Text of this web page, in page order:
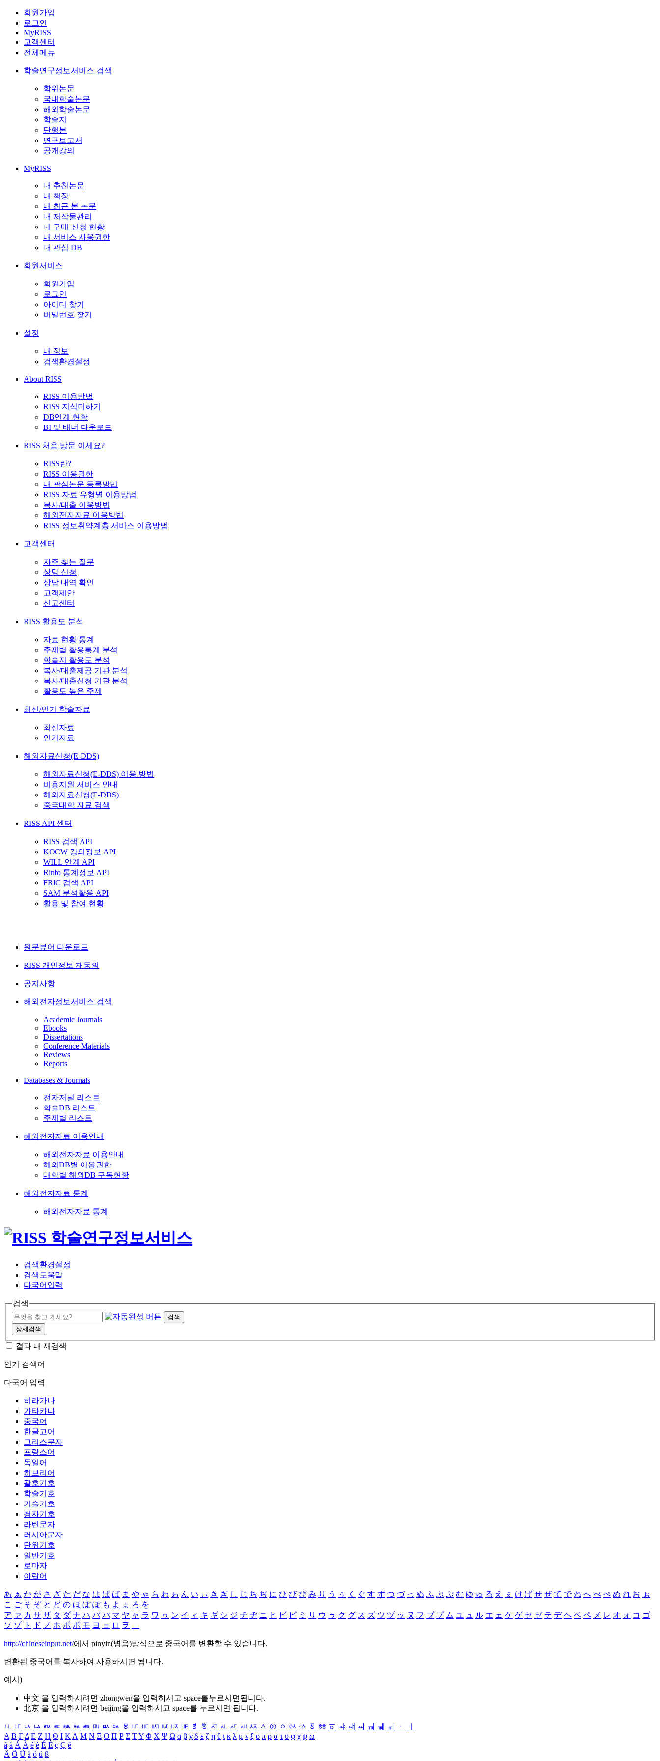
회원가입
로그인
MyRISS
고객센터
전체메뉴
학술연구정보서비스 검색
학위논문
국내학술논문
해외학술논문
학술지
단행본
연구보고서
공개강의
MyRISS
내 추천논문
내 책장
내 최근 본 논문
내 저작물관리
내 구매·신청 현황
내 서비스 사용권한
내 관심 DB
회원서비스
회원가입
로그인
아이디 찾기
비밀번호 찾기
설정
내 정보
검색환경설정
About RISS
RISS 이용방법
RISS 지식더하기
DB연계 현황
BI 및 배너 다운로드
RISS 처음 방문 이세요?
RISS란?
RISS 이용권한
내 관심논문 등록방법
RISS 자료 유형별 이용방법
복사/대출 이용방법
해외전자자료 이용방법
RISS 정보취약계층 서비스 이용방법
고객센터
자주 찾는 질문
상담 신청
상담 내역 확인
고객제안
신고센터
RISS 활용도 분석
자료 현황 통계
주제별 활용통계 분석
학술지 활용도 분석
복사/대출제공 기관 분석
복사/대출신청 기관 분석
활용도 높은 주제
최신/인기 학술자료
최신자료
인기자료
해외자료신청(E-DDS)
해외자료신청(E-DDS) 이용 방법
비용지원 서비스 안내
해외자료신청(E-DDS)
중국대학 자료 검색
RISS API 센터
RISS 검색 API
KOCW 강의정보 API
WILL 연계 API
Rinfo 통계정보 API
FRIC 검색 API
SAM 분석활용 API
활용 및 참여 현황
원문뷰어 다운로드
RISS 개인정보 재동의
공지사항
해외전자정보서비스 검색
Academic Journals
Ebooks
Dissertations
Conference Materials
Reviews
Reports
Databases & Journals
전자저널 리스트
학술DB 리스트
주제별 리스트
해외전자자료 이용안내
해외전자자료 이용안내
해외DB별 이용권한
대학별 해외DB 구독현황
해외전자자료 통계
해외전자자료 통계
검색환경설정
검색도움말
다국어입력
검색
검색
상세검색
결과 내 재검색
인기 검색어
다국어 입력
히라가나
가타카나
중국어
한글고어
그리스문자
프랑스어
독일어
히브리어
괄호기호
학술기호
기술기호
첨자기호
라틴문자
러시아문자
단위기호
일반기호
로마자
아랍어
あ ぁ か が さ ざ た だ な は ば ぱ ま や ゃ ら わ ゎ ん い ぃ き ぎ し じ ち ぢ に ひ び ぴ み り う ぅ く ぐ す ず つ づ っ ぬ ふ ぶ ぷ む ゆ ゅ る え ぇ け げ せ ぜ て で ね へ べ ぺ め れ お ぉ
こ ご そ ぞ と ど の ほ ぼ ぽ も よ ょ ろ を
ア ァ カ サ ザ タ ダ ナ ハ バ パ マ ヤ ャ ラ ワ ヮ ン イ ィ キ ギ シ ジ チ ヂ ニ ヒ ビ ピ ミ リ ウ ゥ ク グ ス ズ ツ ヅ ッ ヌ フ ブ プ ム ユ ュ ル エ ェ ケ ゲ セ ゼ テ デ ヘ ベ ペ メ レ オ ォ コ ゴ
ソ ゾ ト ド ノ ホ ボ ポ モ ヨ ョ ロ ヲ ―
http://chineseinput.net/에서 pinyin(병음)방식으로 중국어를 변환할 수 있습니다.
변환된 중국어를 복사하여 사용하시면 됩니다.
예시)
中文 을 입력하시려면 zhongwen을 입력하시고 space를누르시면됩니다.
北京 을 입력하시려면 beijing을 입력하시고 space를 누르시면 됩니다.
ㅥ ㅦ ㅧ ㅨ ㅩ ㅪ ㅫ ㅬ ㅭ ㅮ ㅯ ㅰ ㅱ ㅲ ㅳ ㅴ ㅵ ㅶ ㅷ ㅸ ㅹ ㅺ ㅻ ㅼ ㅽ ㅾ ㅿ ㆀ ㆁ ㆂ ㆃ ㆄ ㆅ ㆆ ㆇ ㆈ ㆉ ㆊ ㆋ ㆌ ㆍ
ㆎ
Α Β ΓΔ Ε Ζ Η Θ Ι ΚΛ Μ Ν Ξ Ο Π Ρ Σ ΤΥ Φ Χ Ψ Ω α β γ δ ε ζ η θ ι κ λ μ ν ξ ο π ρ σ τ υ φ χ ψ ω
á à Á À é è É È ç Ç ê
Ä Ö Ü ä ö ü ß